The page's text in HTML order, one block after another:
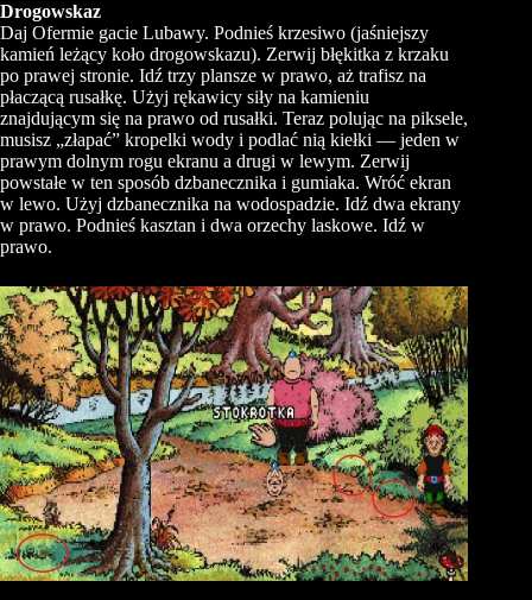
Drogowskaz
Daj Ofermie gacie Lubawy. Podnieś krzesiwo (jaśniejszy
kamień leżący koło drogowskazu). Zerwij błękitka z krzaku
po prawej stronie. Idź trzy plansze w prawo, aż trafisz na
płaczącą rusałkę. Użyj rękawicy siły na kamieniu
znajdującym się na prawo od rusałki. Teraz polując na piksele,
musisz „złapać” kropelki wody i podlać nią kiełki — jeden w
prawym dolnym rogu ekranu a drugi w lewym. Zerwij
powstałe w ten sposób dzbanecznika i gumiaka. Wróć ekran
w lewo. Użyj dzbanecznika na wodospadzie. Idź dwa ekrany
w prawo. Podnieś kasztan i dwa orzechy laskowe. Idź w
prawo.